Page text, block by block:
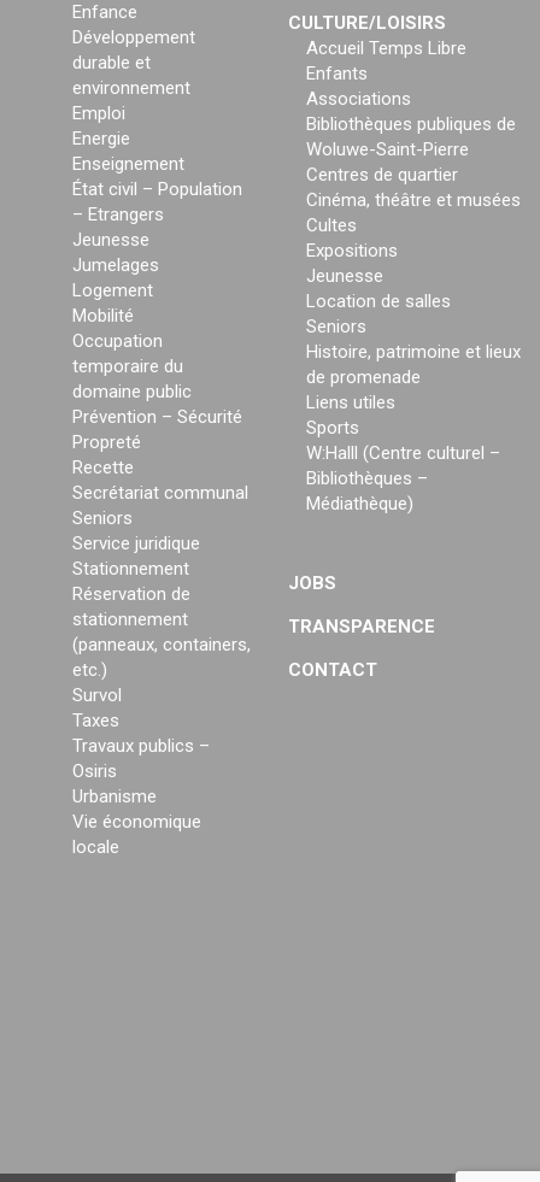
Enfance
Développement
durable et
environnement
Emploi
Energie
Enseignement
État civil – Population
– Etrangers
Jeunesse
Jumelages
Logement
Mobilité
Occupation
temporaire du
domaine public
Prévention – Sécurité
Propreté
Recette
Secrétariat communal
Seniors
Service juridique
Stationnement
Réservation de
stationnement
(panneaux, containers,
etc.)
Survol
Taxes
Travaux publics –
Osiris
Urbanisme
Vie économique
locale
CULTURE/LOISIRS
Accueil Temps Libre
Enfants
Associations
Bibliothèques publiques de
Woluwe-Saint-Pierre
Centres de quartier
Cinéma, théâtre et musées
Cultes
Expositions
Jeunesse
Location de salles
Seniors
Histoire, patrimoine et lieux
de promenade
Liens utiles
Sports
W:Halll (Centre culturel –
Bibliothèques –
Médiathèque)
JOBS
TRANSPARENCE
CONTACT